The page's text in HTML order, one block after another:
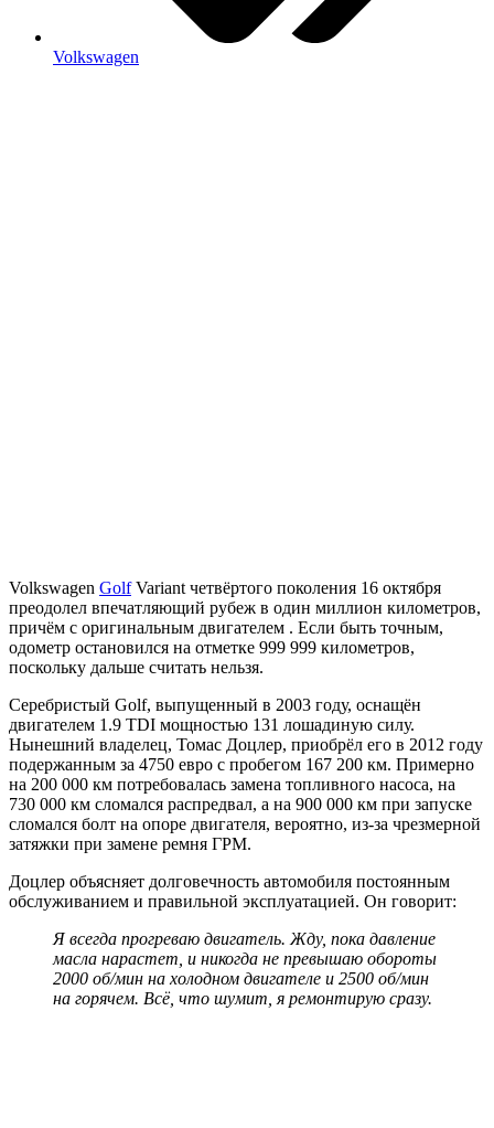
Volkswagen
Volkswagen GolfVariant четвёртого поколения 16 октября
преодолел впечатляющий рубеж в один миллион километров,
причём с оригинальным двигателем . Если быть точным,
одометр остановился на отметке 999 999 километров,
поскольку дальше считать нельзя.
Серебристый Golf, выпущенный в 2003 году, оснащён
двигателем 1.9 TDI мощностью 131 лошадиную силу.
Нынешний владелец, Томас Доцлер, приобрёл его в 2012 году
подержанным за 4750 евро с пробегом 167 200 км. Примерно
на 200 000 км потребовалась замена топливного насоса, на
730 000 км сломался распредвал, а на 900 000 км при запуске
сломался болт на опоре двигателя, вероятно, из-за чрезмерной
затяжки при замене ремня ГРМ.
Доцлер объясняет долговечность автомобиля постоянным
обслуживанием и правильной эксплуатацией. Он говорит:
Я всегда прогреваю двигатель. Жду, пока давление
масла нарастет, и никогда не превышаю обороты
2000 об/мин на холодном двигателе и 2500 об/мин
на горячем. Всё, что шумит, я ремонтирую сразу.